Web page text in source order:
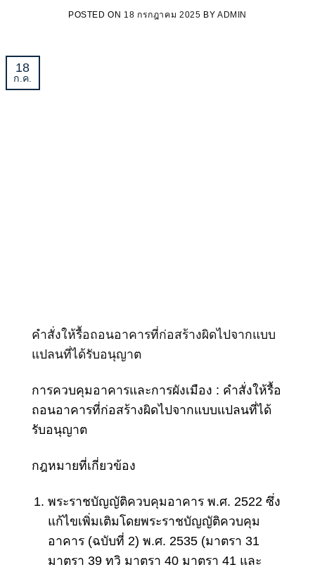
POSTED ON 18 กรกฎาคม 2025 BY ADMIN
18
ก.ค.
คำสั่งให้รื้อถอนอาคารที่ก่อสร้างผิดไปจากแบบ
แปลนที่ได้รับอนุญาต
การควบคุมอาคารและการผังเมือง : คำสั่งให้รื้อ
ถอนอาคารที่ก่อสร้างผิดไปจากแบบแปลนที่ได้
รับอนุญาต
กฎหมายที่เกี่ยวข้อง
พระราชบัญญัติควบคุมอาคาร พ.ศ. 2522 ซึ่ง
แก้ไขเพิ่มเติมโดยพระราชบัญญัติควบคุม
อาคาร (ฉบับที่ 2) พ.ศ. 2535 (มาตรา 31
มาตรา 39 ทวิ มาตรา 40 มาตรา 41 และ